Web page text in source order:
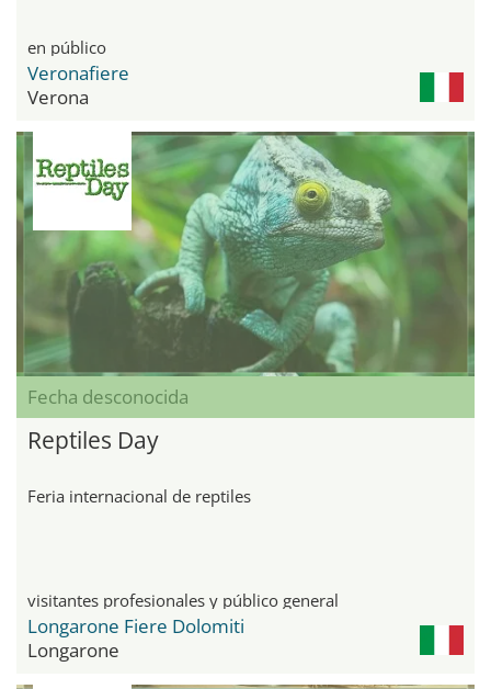
en público
Veronafiere
Verona
Fecha desconocida
Reptiles Day
Feria internacional de reptiles
visitantes profesionales y público general
Longarone Fiere Dolomiti
Longarone